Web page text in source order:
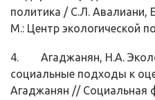
политика / С.Л. Авалиани,
М.: Центр экологической
4. Агаджанян, Н.А.
социальные подходы к
Агаджанян // Социальная